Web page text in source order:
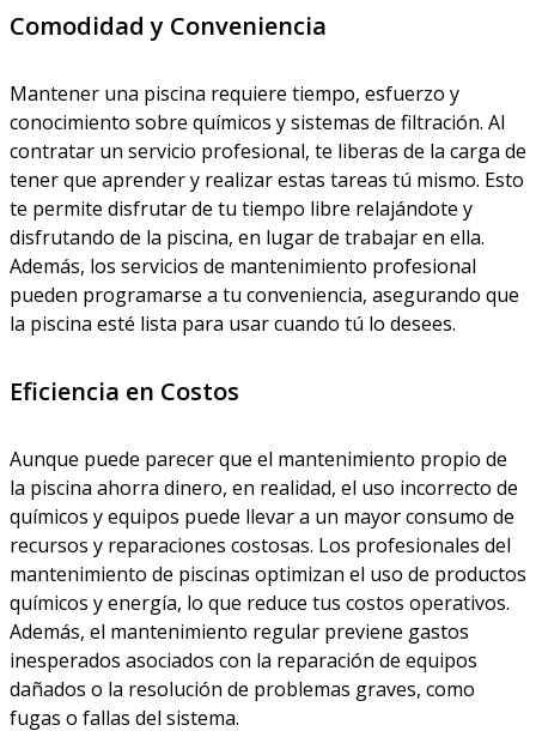
Comodidad y Conveniencia
Mantener una piscina requiere tiempo, esfuerzo y
conocimiento sobre químicos y sistemas de filtración. Al
contratar un servicio profesional, te liberas de la carga de
tener que aprender y realizar estas tareas tú mismo. Esto
te permite disfrutar de tu tiempo libre relajándote y
disfrutando de la piscina, en lugar de trabajar en ella.
Además, los servicios de mantenimiento profesional
pueden programarse a tu conveniencia, asegurando que
la piscina esté lista para usar cuando tú lo desees.
Eficiencia en Costos
Aunque puede parecer que el mantenimiento propio de
la piscina ahorra dinero, en realidad, el uso incorrecto de
químicos y equipos puede llevar a un mayor consumo de
recursos y reparaciones costosas. Los profesionales del
mantenimiento de piscinas optimizan el uso de productos
químicos y energía, lo que reduce tus costos operativos.
Además, el mantenimiento regular previene gastos
inesperados asociados con la reparación de equipos
dañados o la resolución de problemas graves, como
fugas o fallas del sistema.